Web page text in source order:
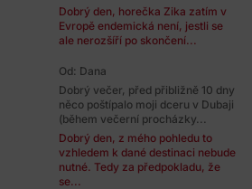
Dobrý den, horečka Zika zatím v
Evropě endemická není, jestli se
ale nerozšíří po skončení...
Od: Dana
Dobrý večer, před přibližně 10 dny
něco poštípalo moji dceru v Dubaji
(během večerní procházky...
Dobrý den, z mého pohledu to
vzhledem k dané destinaci nebude
nutné. Tedy za předpokladu, že
se...